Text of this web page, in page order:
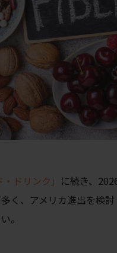
ドリンク」 に続き、
く、アメリカ進出を検
。